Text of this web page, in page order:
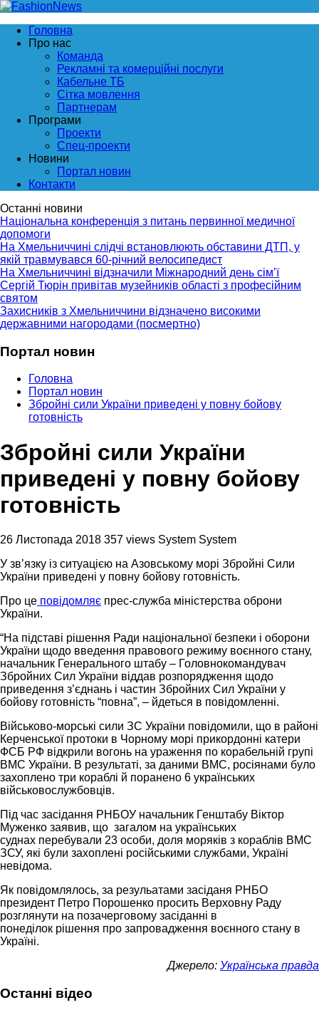
Головна
Про нас
Команда
Рекламні та комерційні послуги
Кабельне ТБ
Сітка мовлення
Партнерам
Програми
Проекти
Спец-проекти
Новини
Портал новин
Контакти
Останні новини
Національна конференція з питань первинної медичної
допомоги
На Хмельниччині слідчі встановлюють обставини ДТП, у
якій травмувався 60-річний велосипедист
На Хмельниччині відзначили Міжнародний день сім’ї
Сергій Тюрін привітав музейників області з професійним
святом
Захисників з Хмельниччини відзначено високими
державними нагородами (посмертно)
Портал новин
Головна
Портал новин
Збройні сили України приведені у повну бойову
готовність
Збройні сили України
приведені у повну бойову
готовність
26 Листопада 2018 357 views System System
У зв’язку із ситуацією на Азовському морі Збройні Сили
України приведені у повну бойову готовність.
Про це повідомляє прес-служба міністерства оброни
України.
“На підставі рішення Ради національної безпеки і оборони
України щодо введення правового режиму воєнного стану,
начальник Генерального штабу – Головнокомандувач
Збройних Сил України віддав розпорядження щодо
приведення з’єднань і частин Збройних Сил України у
бойову готовність “повна”, – йдеться в повідомленні.
Військово-морські сили ЗС України повідомили, що в районі
Керченської протоки в Чорному морі прикордонні катери
ФСБ РФ відкрили вогонь на ураження по корабельній групі
ВМС України. В результаті, за даними ВМС, росіянами було
захоплено три кораблі й поранено 6 українських
військовослужбовців.
Під час засідання РНБОУ начальник Генштабу Віктор
Муженко заявив, що загалом на українських
суднах перебували 23 особи, доля моряків з кораблів ВМС
ЗСУ, які були захоплені російськими службами, Україні
невідома.
Як повідомлялось, за резульатами засіданя РНБО
президент Петро Порошенко просить Верховну Раду
розглянути на позачерговому засіданні в
понеділок рішення про запровадження воєнного стану в
Україні.
Джерело: Українська правда
Останні відео